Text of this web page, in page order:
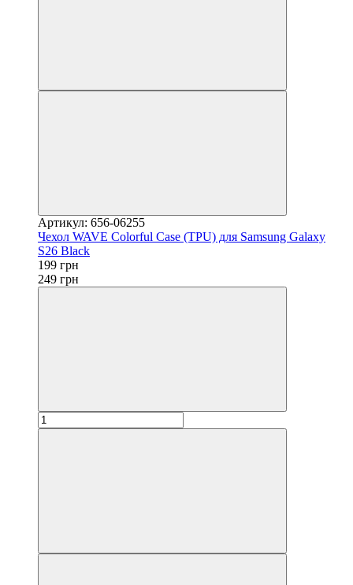
Артикул: 656-06255
Чехол WAVE Colorful Case (TPU) для Samsung Galaxy
S26 Black
199 грн
249 грн